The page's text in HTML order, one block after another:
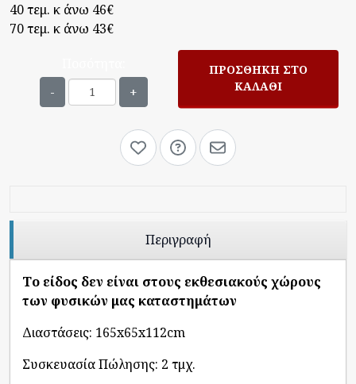
40 τεμ. κ άνω 46‎€
70 τεμ. κ άνω 43‎€
-
+
ΠΡΟΣΘΉΚΗ ΣΤΟ
ΚΑΛΆΘΙ
Περιγραφή
Tο είδος δεν είναι στους εκθεσιακούς χώρους
των φυσικών μας καταστημάτων
Διαστάσεις: 165x65x112cm
Συσκευασία Πώλησης: 2 τμχ.